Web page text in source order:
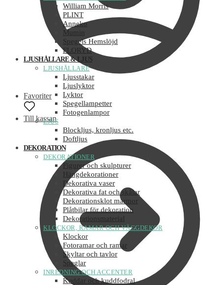
Favoriter
Till kassan
William Morris
PLINT
Anneko
Mumin
Spegels Hemslöjd
FLORYD
LJUSHÅLLARE & LJUS
LJUSHÅLLARE
Ljusstakar
Ljuslyktor
Lyktor
Spegellampetter
Fotogenlampor
LJUS
Blockljus, kronljus etc.
Doftljus
DEKORATION
DEKORATIONER
Figurer och skulpturer
Hängdekorationer
Dekorativa vaser
Dekorativa fat och skålar
Dekorationsklot marmor
Plåtbilar för dekoration
Dekorationsmaterial
KLOCKOR, RAMAR OCH VÄGGDEKOR
Klockor
Fotoramar och ramar
Skyltar och tavlor
Speglar
INREDNING OCH ACCENTER
Kuddar och kuddfodral